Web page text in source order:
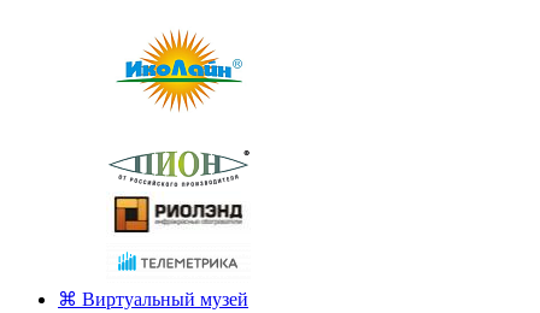
⌘ Виртуальный музей